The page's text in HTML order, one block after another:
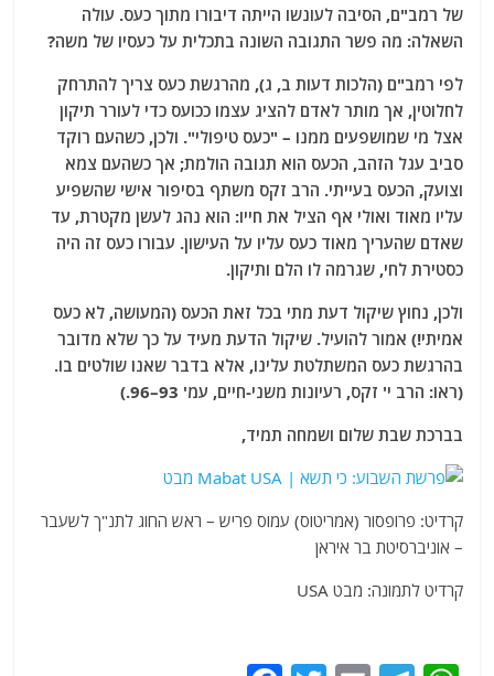
של רמב"ם, הסיבה לעונשו הייתה דיבורו מתוך כעס. עולה
השאלה: מה פשר התגובה השונה בתכלית על כעסיו של משה?
לפי רמב"ם (הלכות דעות ב, ג), מהרגשת כעס צריך להתרחק
לחלוטין, אך מותר לאדם להציג עצמו ככועס כדי לעורר תיקון
אצל מי שמושפעים ממנו – "כעס טיפולי". ולכן, כשהעם רוקד
סביב עגל הזהב, הכעס הוא תגובה הולמת; אך כשהעם צמא
וצועק, הכעס בעייתי. הרב זקס משתף בסיפור אישי שהשפיע
עליו מאוד ואולי אף הציל את חייו: הוא נהג לעשן מקטרת, עד
שאדם שהעריך מאוד כעס עליו על העישון. עבורו כעס זה היה
כסטירת לחי, שגרמה לו הלם ותיקון.
ולכן, נחוץ שיקול דעת מתי בכל זאת הכעס (המעושה, לא כעס
אמיתי!) אמור להועיל. שיקול הדעת מעיד על כך שלא מדובר
בהרגשת כעס המשתלטת עלינו, אלא בדבר שאנו שולטים בו.
(ראו: הרב י' זקס, רעיונות משני-חיים, עמ' 93–96.)
בברכת שבת שלום ושמחה תמיד,
קרדיט: פרופסור (אמריטוס) עמוס פריש – ראש החוג לתנ"ך לשעבר
– אוניברסיטת בר איראן
קרדיט לתמונה: מבט USA